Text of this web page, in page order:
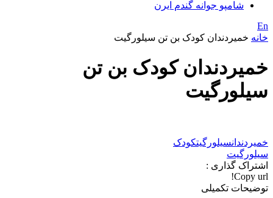
شامپو جوانه گندم ایرن
En
خانه خمیردندان کودک بن تن سیلورگیت
خمیردندان کودک بن تن
سیلورگیت
خمیردندانسیلورگیتکودک
سیلورگیت
اشتراک گذاری :
Copy url!
توضیحات تکمیلی